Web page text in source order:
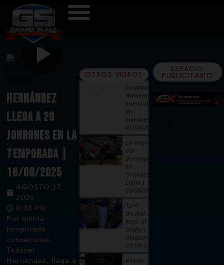
HERNÁNDEZ
LLEGA A 20
JONRONES EN LA
TEMPORADA |
16/08/2025
AGOSTO 17,
2025
8:38 PM
Por quinta
temporada
consecutiva,
Teóscar
Hernández, llega a
OTROS VIDEOS
Ceddanne
Rafaela
suena par
de
jonrones |
01/08/2026
Lo mejor
del
domingo
en
Grandes
Ligas |
03/08/2026
Tarik
Skubal
llega al
Dodger
Stadium |
02/08/2026
Wilyer
ESPACIO
PUBLICITARIO